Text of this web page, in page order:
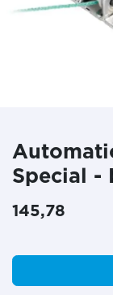
Special -
145,78